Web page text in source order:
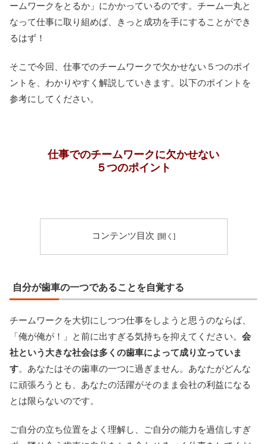
ームワークをとるか」にかかっているのです。チーム一丸と
なって仕事に取り組めば、きっと成功を手にすることができ
るはず！
そこで今回、仕事でのチームワークで欠かせない５つのポイ
ントを、わかりやすく解説していきます。以下のポイントを
参考にしてください。
仕事でのチームワークに欠かせない
５つのポイント
コンテンツ目次
自分が歯車の一つであることを自覚する
チームワークを大切にしつつ仕事をしようと思うのならば、
「俺が俺が！」と前に出すぎる気持ちを抑えてください。 会
社という大きな社会は多くの歯車によって成り立っていま
す。あなたはその歯車の一つに過ぎません。あなたがどんな
に頑張ろうとも、あなたの活躍がそのまま会社の利益になる
とは限らないのです。
ご自分の立ち位置をよく理解し、ご自分の能力を過信しすぎ